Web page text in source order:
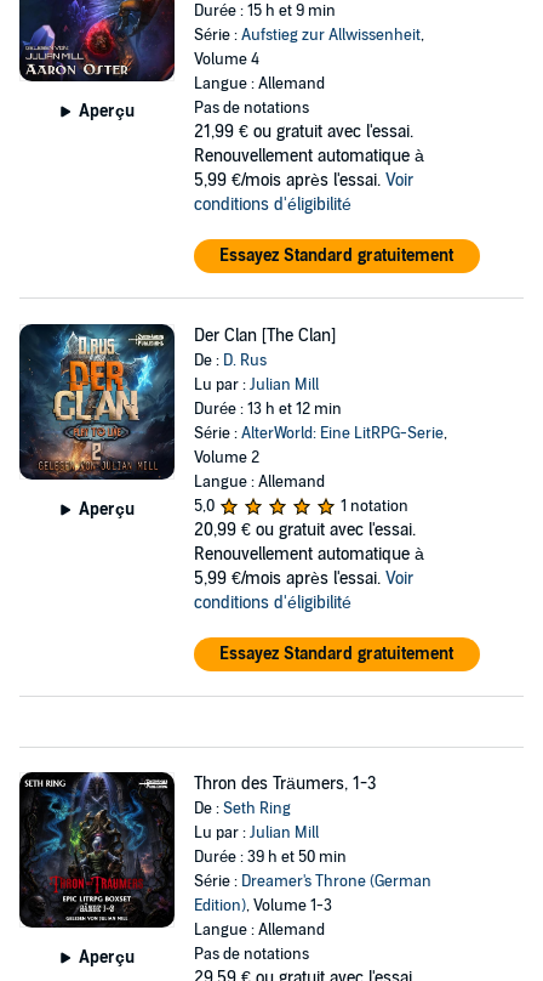
Aperçu
Durée : 15 h et 9 min
Série :Aufstieg zur Allwissenheit,
Volume 4
Langue : Allemand
Pas de notations
21,99 € ou gratuit avec l'essai.
Renouvellement automatique à
5,99 €/mois après l'essai. Voir
conditions d'éligibilité
Essayez Standard gratuitement
Aperçu
Der Clan [The Clan]
De : D. Rus
Lu par :Julian Mill
Durée : 13 h et 12 min
Série :AlterWorld: Eine LitRPG-Serie,
Volume 2
Langue : Allemand
5,0
1 notation
20,99 € ou gratuit avec l'essai.
Renouvellement automatique à
5,99 €/mois après l'essai. Voir
conditions d'éligibilité
Essayez Standard gratuitement
Aperçu
Thron des Träumers, 1-3
De :Seth Ring
Lu par :Julian Mill
Durée : 39 h et 50 min
Série : Dreamer's Throne (German
Edition), Volume 1-3
Langue : Allemand
Pas de notations